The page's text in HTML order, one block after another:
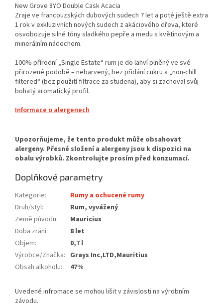
New Grove 8YO Double Cask Acacia
Zraje ve francouzských dubových sudech 7 let a poté ještě extra
1 rok v exkluzivních nových sudech z akáciového dřeva, které
osvobozuje silné tóny sladkého pepře a medu s květinovým a
minerálním nádechem.
100% přírodní „Single Estate“ rum je do lahví plněný ve své
přirozené podobě – nebarvený, bez přidání cukru a „non-chill
filtered“ (bez použití filtrace za studena), aby si zachoval svůj
bohatý aromatický profil.
Informace o alergenech
Doplňkové parametry
Kategorie:
Rumy a ochucené rumy
Druh/styl:
Rum, vyvážený
Země původu:
Mauricius
Doba zrání:
8 let
Objem:
0,7 l
Výrobce/Značka: Grays Inc,LTD,Mauritius
Obsah alkoholu: 47%